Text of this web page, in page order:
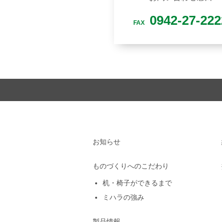
FAX 0942-27-
お知らせ
ものづくりへのこだわり
机・椅子ができるまで
ミハラの強み